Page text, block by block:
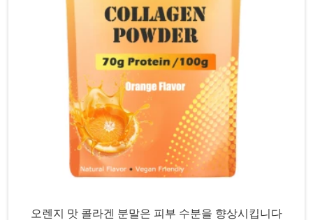
오렌지 맛 콜라겐 분말은 피부 수분을 향상시킵니다